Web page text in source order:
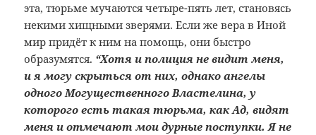
эта, тюрьме мучаются четыре-пять лет, становясь
некими хищными зверями. Если же вера в Иной
мир придёт к ним на помощь, они быстро
образумятся. “Хотя и полиция не видит меня,
и я могу скрыться от них, однако ангелы
одного Могущественного Властелина, у
которого есть такая тюрьма, как Ад, видят
меня и отмечают мои дурные поступки. Я не